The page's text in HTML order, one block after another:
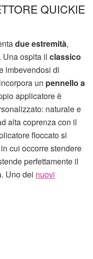
QUICKIE
due estremità,
Una ospita il classico
imbevendosi di
un pennello a
applicatore è
naturale e
alta coprenza con il
floccato si
cui occorre stendere
perfettamente il
Uno dei nuovi